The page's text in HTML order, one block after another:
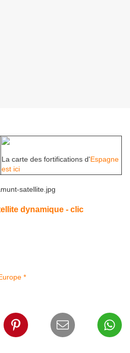
La carte des fortifications d'Espagne
est ici
dynamique - clic
*